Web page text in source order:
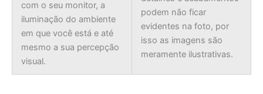
com o seu monitor, a
iluminação do ambiente
em que você está e até
mesmo a sua percepção
visual.
podem não ficar
evidentes na foto, por
isso as imagens são
meramente ilustrativas.